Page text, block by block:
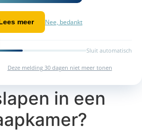
meer Nee, bedankt
Sluit automatisch
Deze melding 30 dagen niet meer tonen
in een